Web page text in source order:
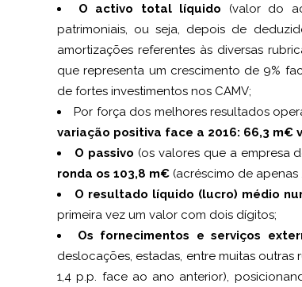
O activo total líquido (valor do
patrimoniais, ou seja, depois de
amortizações referentes às diversas
que representa um crescimento de 9%
de fortes investimentos nos CAMV;
Por força dos melhores resultados
variação positiva face a 2016: 66,3 m€
O passivo (os valores que a empresa
ronda os 103,8 m€ (acréscimo de
O resultado líquido (lucro) médio
primeira vez um valor com dois dígitos;
Os fornecimentos e serviços
deslocações, estadas, entre muitas outras
1,4 p.p. face ao ano anterior),